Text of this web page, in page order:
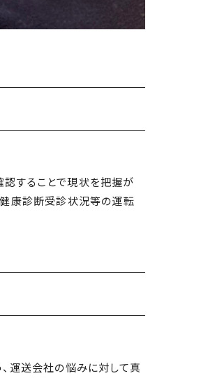
することで現状を把握が
健康診断受診状況等の運転
運送会社の悩みに対して真